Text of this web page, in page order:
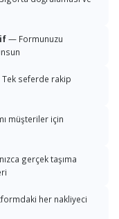
— Formunuzu
seferde rakip
müşteriler için
gerçek taşıma
her nakliyeci